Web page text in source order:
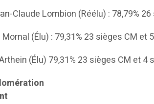
Claude Lombion (Réélu) : 78,79%
(Élu) : 79,31% 23 sièges CM et
(Élu) 79,31% 23 sièges CM et 4